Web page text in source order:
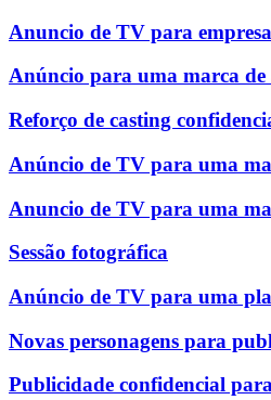
Anuncio de TV para
Anúncio para uma marca de
Reforço de casting
Anúncio de TV para uma
Anuncio de TV para uma
Sessão fotográfica
Anúncio de TV para uma
Novas personagens para
Publicidade confidencial